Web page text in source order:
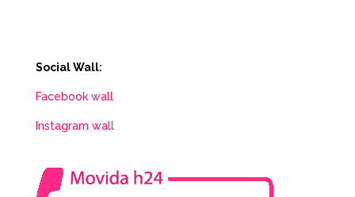
Social Wall:
Facebook wall
Instagram wall